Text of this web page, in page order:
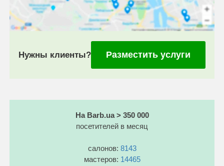
Нужны клиенты? Разместить услуги
На Barb.ua > 350 000
посетителей в месяц
салонов: 8143
мастеров: 14465